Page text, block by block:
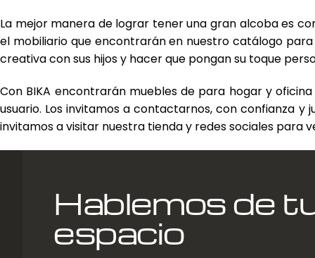
La mejor manera de lograr tener una gran alcoba es
el mobiliario que encontrarán en nuestro catálogo
creativa con sus hijos y hacer que pongan su toque
Con BIKA encontrarán muebles de para hogar y
usuario. Los invitamos a contactarnos, con confianza
invitamos a visitar nuestra tienda y redes sociales para
Hablemos de
espacio